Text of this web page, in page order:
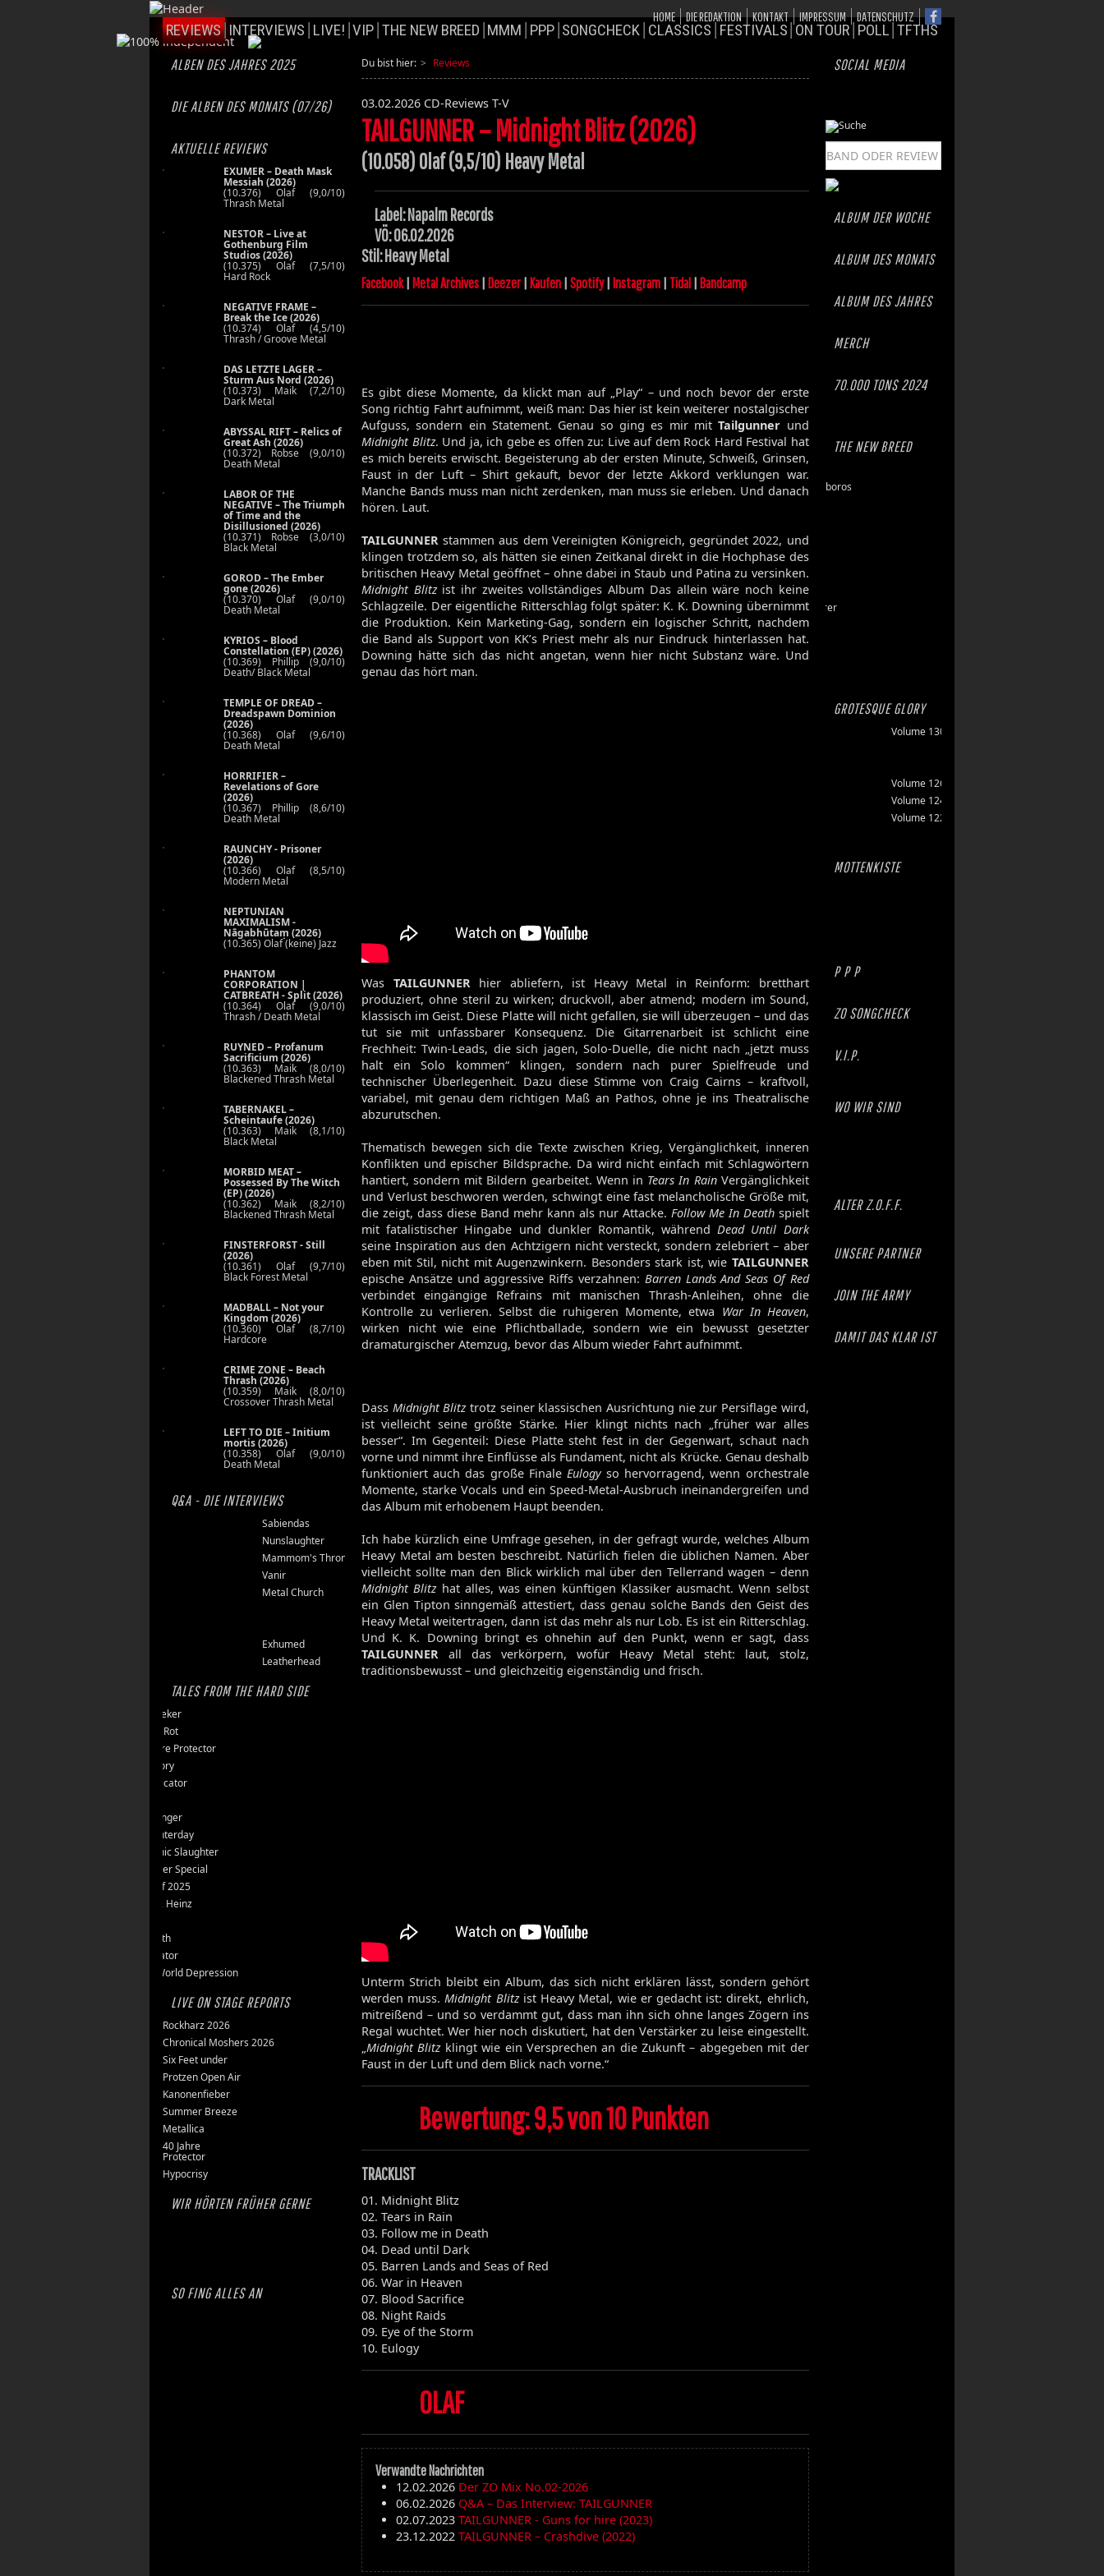
HOME DIE REDAKTION KONTAKT IMPRESSUM DATENSCHUTZ
REVIEWS INTERVIEWS LIVE! VIP THE NEW BREED MMM PPP SONGCHECK CLASSICS FESTIVALS ON TOUR POLL TFTHS
ALBEN DES JAHRES 2025
DIE ALBEN DES MONATS (07/26)
AKTUELLE REVIEWS
EXUMER – Death Mask
Messiah (2026)
(10.376) Olaf (9,0/10)
Thrash Metal
NESTOR – Live at
Gothenburg Film
Studios (2026)
(10.375) Olaf (7,5/10)
Hard Rock
NEGATIVE FRAME –
Break the Ice (2026)
(10.374) Olaf (4,5/10)
Thrash / Groove Metal
DAS LETZTE LAGER –
Sturm Aus Nord (2026)
(10.373) Maik (7,2/10)
Dark Metal
ABYSSAL RIFT – Relics of
Great Ash (2026)
(10.372) Robse (9,0/10)
Death Metal
LABOR OF THE
NEGATIVE – The Triumph
of Time and the
Disillusioned (2026)
(10.371) Robse (3,0/10)
Black Metal
GOROD – The Ember
gone (2026)
(10.370) Olaf (9,0/10)
Death Metal
KYRIOS – Blood
Constellation (EP) (2026)
(10.369) Phillip (9,0/10)
Death/ Black Metal
TEMPLE OF DREAD –
Dreadspawn Dominion
(2026)
(10.368) Olaf (9,6/10)
Death Metal
HORRIFIER –
Revelations of Gore
(2026)
(10.367) Phillip (8,6/10)
Death Metal
RAUNCHY - Prisoner
(2026)
(10.366) Olaf (8,5/10)
Modern Metal
NEPTUNIAN
MAXIMALISM -
Nāgabhūtaṃ (2026)
(10.365) Olaf (keine) Jazz
PHANTOM
CORPORATION |
CATBREATH - Split (2026)
(10.364) Olaf (9,0/10)
Thrash / Death Metal
RUYNED – Profanum
Sacrificium (2026)
(10.363) Maik (8,0/10)
Blackened Thrash Metal
TABERNAKEL –
Scheintaufe (2026)
(10.363) Maik (8,1/10)
Black Metal
MORBID MEAT –
Possessed By The Witch
(EP) (2026)
(10.362) Maik (8,2/10)
Blackened Thrash Metal
FINSTERFORST - Still
(2026)
(10.361) Olaf (9,7/10)
Black Forest Metal
MADBALL – Not your
Kingdom (2026)
(10.360) Olaf (8,7/10)
Hardcore
CRIME ZONE – Beach
Thrash (2026)
(10.359) Maik (8,0/10)
Crossover Thrash Metal
LEFT TO DIE – Initium
mortis (2026)
(10.358) Olaf (9,0/10)
Death Metal
Q&A - DIE INTERVIEWS
Sabiendas
Nunslaughter
Mammom's Throne
Vanir
Metal Church
Exhumed
Leatherhead
TALES FROM THE HARD SIDE
Endseeker
Jungle Rot
40 Jahre Protector
Vomitory
Messticator
Clawfinger
Slaughterday
Teutonic Slaughter
Silvester Special
Best of 2025
Inge & Heinz
Stillbirth
Knorkator
New World Depression
LIVE ON STAGE REPORTS
Rockharz 2026
Die Toten Hosen
Chronical Moshers 2026
Six Feet under
Protzen Open Air
Kanonenfieber
Summer Breeze
Ragnarök
Metallica
My'Tallica
40 Jahre
Protector
Hypocrisy
WIR HÖRTEN FRÜHER GERNE
SO FING ALLES AN
Du bist hier: Reviews
03.02.2026 CD-Reviews T-V
TAILGUNNER – Midnight Blitz (2026)
(10.058) Olaf (9,5/10) Heavy Metal
Label: Napalm Records
VÖ: 06.02.2026
Stil: Heavy Metal
Facebook| Metal Archives | Deezer | Kaufen |Spotify| Instagram | Tidal | Bandcamp
Es gibt diese Momente, da klickt man auf „Play“ – und noch bevor der erste
Song richtig Fahrt aufnimmt, weiß man: Das hier ist kein weiterer nostalgischer
Aufguss, sondern ein Statement. Genau so ging es mir mitTailgunner und
Midnight Blitz. Und ja, ich gebe es offen zu: Live auf dem Rock Hard Festival hat
es mich bereits erwischt. Begeisterung ab der ersten Minute, Schweiß, Grinsen,
Faust in der Luft – Shirt gekauft, bevor der letzte Akkord verklungen war.
Manche Bands muss man nicht zerdenken, man muss sie erleben. Und danach
hören. Laut.
TAILGUNNER stammen aus dem Vereinigten Königreich, gegründet 2022, und
klingen trotzdem so, als hätten sie einen Zeitkanal direkt in die Hochphase des
britischen Heavy Metal geöffnet – ohne dabei in Staub und Patina zu versinken.
Midnight Blitzist ihr zweites vollständiges Album Das allein wäre noch keine
Schlagzeile. Der eigentliche Ritterschlag folgt später: K. K. Downing übernimmt
die Produktion. Kein Marketing-Gag, sondern ein logischer Schritt, nachdem
die Band als Support von KK’s Priest mehr als nur Eindruck hinterlassen hat.
Downing hätte sich das nicht angetan, wenn hier nicht Substanz wäre. Und
genau das hört man.
Was TAILGUNNERhier abliefern, ist Heavy Metal in Reinform: bretthart
produziert, ohne steril zu wirken; druckvoll, aber atmend; modern im Sound,
klassisch im Geist. Diese Platte will nicht gefallen, sie will überzeugen – und das
tut sie mit unfassbarer Konsequenz. Die Gitarrenarbeit ist schlicht eine
Frechheit: Twin-Leads, die sich jagen, Solo-Duelle, die nicht nach „jetzt muss
halt ein Solo kommen“ klingen, sondern nach purer Spielfreude und
technischer Überlegenheit. Dazu diese Stimme von Craig Cairns – kraftvoll,
variabel, mit genau dem richtigen Maß an Pathos, ohne je ins Theatralische
abzurutschen.
Thematisch bewegen sich die Texte zwischen Krieg, Vergänglichkeit, inneren
Konflikten und epischer Bildsprache. Da wird nicht einfach mit Schlagwörtern
hantiert, sondern mit Bildern gearbeitet. Wenn in Tears In RainVergänglichkeit
und Verlust beschworen werden, schwingt eine fast melancholische Größe mit,
die zeigt, dass diese Band mehr kann als nur Attacke. Follow Me In Deathspielt
mit fatalistischer Hingabe und dunkler Romantik, währendDead Until Dark
seine Inspiration aus den Achtzigern nicht versteckt, sondern zelebriert – aber
eben mit Stil, nicht mit Augenzwinkern. Besonders stark ist, wie TAILGUNNER
epische Ansätze und aggressive Riffs verzahnen: Barren Lands And Seas Of Red
verbindet eingängige Refrains mit manischen Thrash-Anleihen, ohne die
Kontrolle zu verlieren. Selbst die ruhigeren Momente, etwa War In Heaven,
wirken nicht wie eine Pflichtballade, sondern wie ein bewusst gesetzter
dramaturgischer Atemzug, bevor das Album wieder Fahrt aufnimmt.
Dass Midnight Blitztrotz seiner klassischen Ausrichtung nie zur Persiflage wird,
ist vielleicht seine größte Stärke. Hier klingt nichts nach „früher war alles
besser“. Im Gegenteil: Diese Platte steht fest in der Gegenwart, schaut nach
vorne und nimmt ihre Einflüsse als Fundament, nicht als Krücke. Genau deshalb
funktioniert auch das große Finale Eulogyso hervorragend, wenn orchestrale
Momente, starke Vocals und ein Speed-Metal-Ausbruch ineinandergreifen und
das Album mit erhobenem Haupt beenden.
Ich habe kürzlich eine Umfrage gesehen, in der gefragt wurde, welches Album
Heavy Metal am besten beschreibt. Natürlich fielen die üblichen Namen. Aber
vielleicht sollte man den Blick wirklich mal über den Tellerrand wagen – denn
Midnight Blitzhat alles, was einen künftigen Klassiker ausmacht. Wenn selbst
ein Glen Tipton sinngemäß attestiert, dass genau solche Bands den Geist des
Heavy Metal weitertragen, dann ist das mehr als nur Lob. Es ist ein Ritterschlag.
Und K. K. Downing bringt es ohnehin auf den Punkt, wenn er sagt, dass
TAILGUNNER all das verkörpern, wofür Heavy Metal steht: laut, stolz,
traditionsbewusst – und gleichzeitig eigenständig und frisch.
Unterm Strich bleibt ein Album, das sich nicht erklären lässt, sondern gehört
werden muss. Midnight Blitzist Heavy Metal, wie er gedacht ist: direkt, ehrlich,
mitreißend – und so verdammt gut, dass man ihn sich ohne langes Zögern ins
Regal wuchtet. Wer hier noch diskutiert, hat den Verstärker zu leise eingestellt.
Midnight Blitzklingt wie ein Versprechen an die Zukunft – abgegeben mit der
Faust in der Luft und dem Blick nach vorne.“
Bewertung: 9,5 von 10 Punkten
TRACKLIST
01. Midnight Blitz
02. Tears in Rain
03. Follow me in Death
04. Dead until Dark
05. Barren Lands and Seas of Red
06. War in Heaven
07. Blood Sacrifice
08. Night Raids
09. Eye of the Storm
10. Eulogy
OLAF
Verwandte Nachrichten
12.02.2026 Der ZO Mix No.02-2026
06.02.2026 Q&A – Das Interview: TAILGUNNER
02.07.2023 TAILGUNNER - Guns for hire (2023)
23.12.2022 TAILGUNNER – Crashdive (2022)
SOCIAL MEDIA
ALBUM DER WOCHE
ALBUM DES MONATS
ALBUM DES JAHRES
MERCH
70.000 TONS 2024
THE NEW BREED
Eschaton
Dawn of Ouroboros
Disarray
Maktkamp
Stainless
Hartlight
Grand Devourer
Iron Echo
U.R.N.
Amethyst
GROTESQUE GLORY
Volume 130
Volume 126
Volume 124
Volume 122
MOTTENKISTE
P P P
ZO SONGCHECK
V.I.P.
WO WIR SIND
ALTER Z.O.F.F.
UNSERE PARTNER
JOIN THE ARMY
DAMIT DAS KLAR IST